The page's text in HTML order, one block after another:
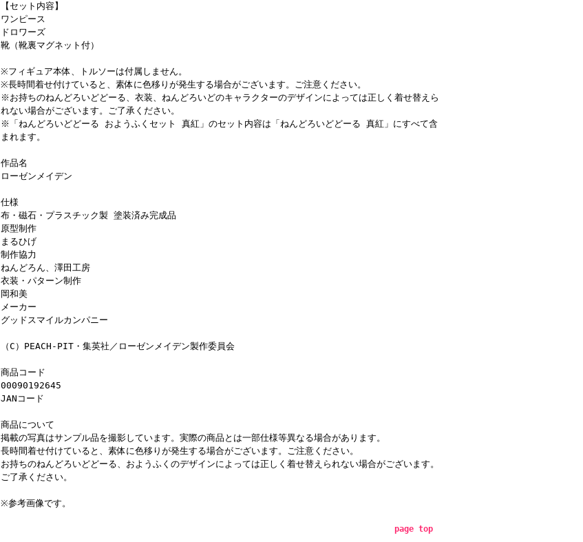
【セット内容】
ワンピース
ドロワーズ
靴（靴裏マグネット付）
※フィギュア本体、トルソーは付属しません。
※長時間着せ付けていると、素体に色移りが発生する場合がございます。ご注意ください。
※お持ちのねんどろいどどーる、衣装、ねんどろいどのキャラクターのデザインによっては正しく着せ替えら
れない場合がございます。ご了承ください。
※「ねんどろいどどーる おようふくセット 真紅」のセット内容は「ねんどろいどどーる 真紅」にすべて含
まれます。
作品名
ローゼンメイデン
仕様
布・磁石・プラスチック製 塗装済み完成品
原型制作
まるひげ
制作協力
ねんどろん、澤田工房
衣装・パターン制作
岡和美
メーカー
グッドスマイルカンパニー
（C）PEACH-PIT・集英社／ローゼンメイデン製作委員会
商品コード
00090192645
JANコード
商品について
掲載の写真はサンプル品を撮影しています。実際の商品とは一部仕様等異なる場合があります。
長時間着せ付けていると、素体に色移りが発生する場合がございます。ご注意ください。
お持ちのねんどろいどどーる、おようふくのデザインによっては正しく着せ替えられない場合がございます。
ご了承ください。
※参考画像です。
page top